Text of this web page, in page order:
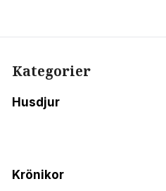
Kategorier
Husdjur
Krönikor